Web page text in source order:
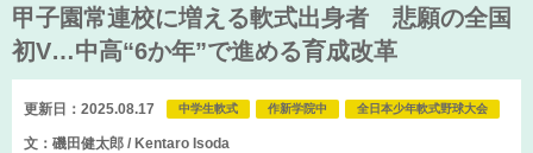
甲子園常連校に増える軟式出身者 悲願の全国
初V…中高“6か年”で進める育成改革
更新日：2025.08.17 中学生軟式 作新学院中 全日本少年軟式野球大会
文：磯田健太郎 / Kentaro Isoda